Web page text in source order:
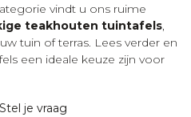
vindt u ons ruime
teakhouten tuintafels,
tuin of terras. Lees verder en
een ideale keuze zijn voor
Stel je vraag